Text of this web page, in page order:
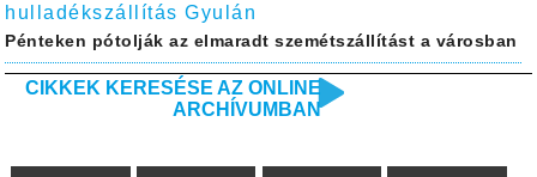
hulladékszállítás Gyulán
Pénteken pótolják az elmaradt szemétszállítást a városban
CIKKEK KERESÉSE AZ ONLINE
ARCHÍVUMBAN